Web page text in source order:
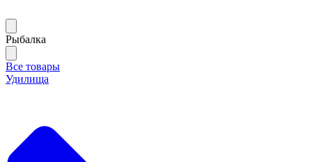
Рыбалка
Все товары
Удилища